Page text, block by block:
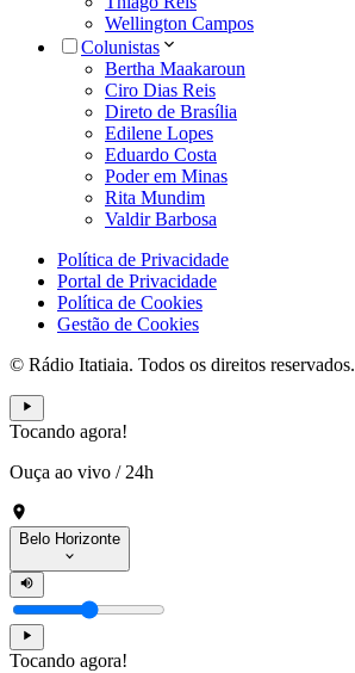
Wellington Campos
Colunistas
Bertha Maakaroun
Ciro Dias Reis
Direto de Brasília
Edilene Lopes
Eduardo Costa
Poder em Minas
Rita Mundim
Valdir Barbosa
Política de Privacidade
Portal de Privacidade
Política de Cookies
Gestão de Cookies
© Rádio Itatiaia. Todos os direitos reservados.
Tocando agora!
Ouça ao vivo / 24h
Belo Horizonte
Tocando agora!